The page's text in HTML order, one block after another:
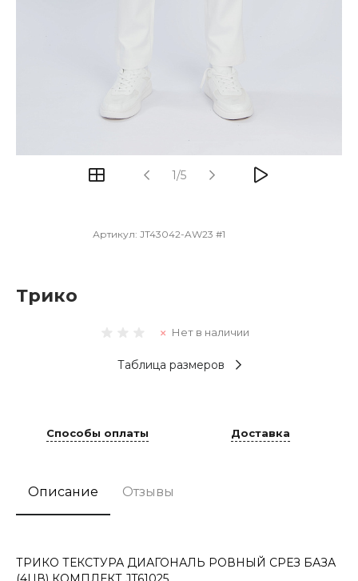
1/5
Артикул: JT43042-AW23 #1
Трико
Нет в наличии
Таблица размеров
Способы оплаты Доставка
Описание Отзывы
ТРИКО ТЕКСТУРА ДИАГОНАЛЬ РОВНЫЙ СРЕЗ БАЗА